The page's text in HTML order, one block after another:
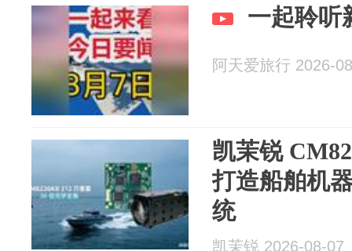
一起聆听
阿天爱旅行 2026-
凯茉锐
打造船舶机
统
凯茉锐 2026-08-07